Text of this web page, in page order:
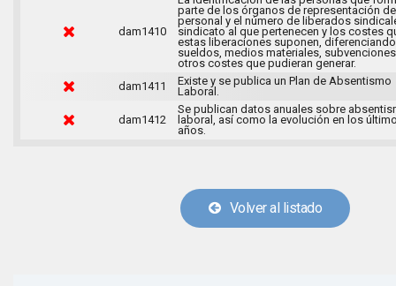
dam1410
parte de los órganos de representación
personal y el número de liberados
sindicato al que pertenecen y los costes
estas liberaciones suponen, diferenciando
sueldos, medios materiales,
otros costes que pudieran generar.
dam1411
Existe y se publica un Plan de Absentismo
Laboral.
dam1412
Se publican datos anuales sobre
laboral, así como la evolución en los
años.
Volver al listado